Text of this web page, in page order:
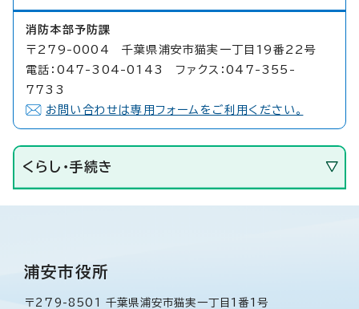
消防本部予防課
〒279-0004 千葉県浦安市猫実一丁目19番22号
電話：047-304-0143 ファクス：047-355-
7733
お問い合わせは専用フォームをご利用ください。
くらし・手続き
浦安市役所
〒279-8501 千葉県浦安市猫実一丁目1番1号